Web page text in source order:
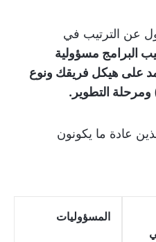
عن الترتيب في
البرامج مسؤولية
على هيكل فريقك ونوع
التطوير.
عادة ما يكونون
المسؤوليات